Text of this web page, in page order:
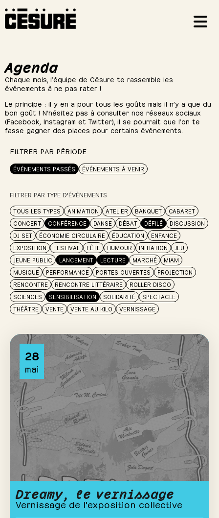
Agenda
Chaque mois, l’équipe de Césure te rassemble les
événements à ne pas rater !
Le principe : il y en a pour tous les goûts mais il n’y a que du
bon goût ! N’hésitez pas à consulter nos réseaux sociaux
(Facebook, Instagram et Twitter), il se pourrait que l’on te
fasse gagner des places pour certains événements.
FILTRER PAR PÉRIODE
ÉVÉNEMENTS PASSÉS ÉVÉNEMENTS À VENIR
FILTRER PAR TYPE D'ÉVÈNEMENTS
TOUS LES TYPES ANIMATION ATELIER BANQUET
CABARET
CONCERT
CONFÉRENCE DANSE DÉBAT DÉFILÉ
DISCUSSION
DJ SET
ÉCONOMIE CIRCULAIRE ÉDUCATION
ENFANCE
EXPOSITION
FESTIVAL FÊTE HUMOUR INITIATION
JEU
JEUNE PUBLIC
LANCEMENT LECTURE MARCHÉ
MIAM
MUSIQUE
PERFORMANCE PORTES OUVERTES
PROJECTION
RENCONTRE
RENCONTRE LITTÉRAIRE
ROLLER DISCO
SCIENCES
SENSIBILISATION SOLIDARITÉ
SPECTACLE
THÉÂTRE
VENTE VENTE AU KILO VERNISSAGE
28
mai
Dreamy, le vernissage
Vernissage de l'exposition collective